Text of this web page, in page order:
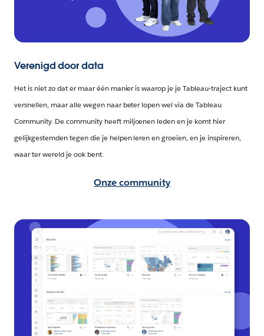
Verenigd door data
Het is niet zo dat er maar één manier is waarop je je Tableau-traject kunt
versnellen, maar alle wegen naar beter lopen wel via de Tableau
Community. De community heeft miljoenen leden en je komt hier
gelijkgestemden tegen die je helpen leren en groeien, en je inspireren,
waar ter wereld je ook bent.
Onze community